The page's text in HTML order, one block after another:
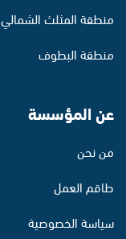
منطقة المثلث الشمالي
منطقة البطوف
عن المؤسسة
من نحن
طاقم العمل
سياسة الخصوصية